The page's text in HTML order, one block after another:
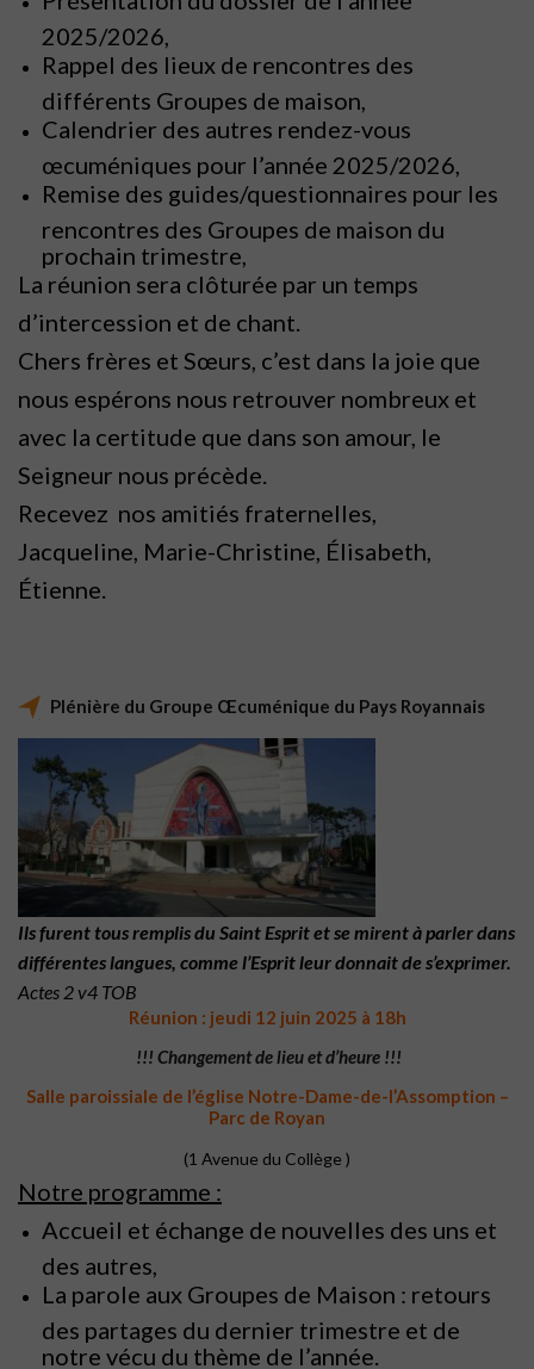
2025/2026,
Rappel des lieux de rencontres des
différents Groupes de maison,
Calendrier des autres rendez-vous
œcuméniques pour l’année 2025/2026,
Remise des guides/questionnaires pour les
rencontres des Groupes de maison du
prochain trimestre,
La réunion sera clôturée par un temps
d’intercession et de chant.
Chers frères et Sœurs, c’est dans la joie que
nous espérons nous retrouver nombreux et
avec la certitude que dans son amour, le
Seigneur nous précède.
Recevez nos amitiés fraternelles,
Jacqueline, Marie-Christine, Élisabeth,
Étienne.
Plénière du Groupe Œcuménique du Pays Royannais
Ils furent tous remplis du Saint Esprit et se mirent à parler dans
différentes langues, comme l’Esprit leur donnait de s’exprimer.
Actes 2 v4 TOB
Réunion : jeudi 12 juin 2025 à 18h
!!! Changement de lieu et d’heure !!!
Salle paroissiale de l’église Notre-Dame-de-l’Assomption –
Parc de Royan
(1 Avenue du Collège )
Notre programme :
Accueil et échange de nouvelles des uns et
des autres,
La parole aux Groupes de Maison : retours
des partages du dernier trimestre et de
notre vécu du thème de l’année.